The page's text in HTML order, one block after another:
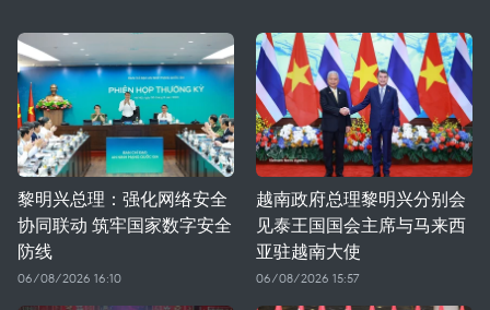
黎明兴总理：强化网络安全
协同联动 筑牢国家数字安全
防线
06/08/2026 16:10
越南政府总理黎明兴分别会
见泰王国国会主席与马来西
亚驻越南大使
06/08/2026 15:57